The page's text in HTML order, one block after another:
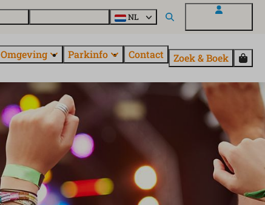
NL
Omgeving Parkinfo Contact Zoek & Boek